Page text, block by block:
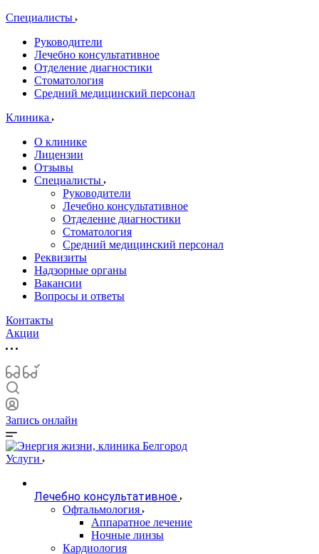
Специалисты
Руководители
Лечебно консультативное
Отделение диагностики
Стоматология
Средний медицинский персонал
Клиника
О клинике
Лицензии
Отзывы
Специалисты
Руководители
Лечебно консультативное
Отделение диагностики
Стоматология
Средний медицинский персонал
Реквизиты
Надзорные органы
Вакансии
Вопросы и ответы
Контакты
Акции
Запись онлайн
Услуги
Лечебно консультативное
Офтальмология
Аппаратное лечение
Ночные линзы
Кардиология